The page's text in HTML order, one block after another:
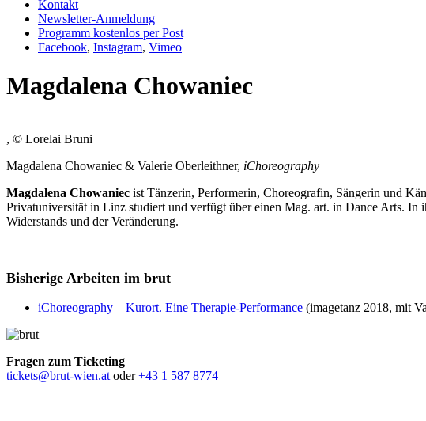
Kontakt
Newsletter-Anmeldung
Programm kostenlos per Post
Facebook, Instagram, Vimeo
Magdalena Chowaniec
, © Lorelai Bruni
Magdalena Chowaniec & Valerie Oberleithner, iChoreography
Magdalena Chowaniec ist Tänzerin, Performerin, Choreografin, Sängerin und
Privatuniversität in Linz studiert und verfügt über einen Mag. art. in Dance Arts.
Widerstands und der Veränderung.
Bisherige Arbeiten im brut
iChoreography – Kurort. Eine Therapie-Performance (imagetanz 2018, mit
Fragen zum Ticketing
tickets@brut-wien.at oder+43 1 587 8774